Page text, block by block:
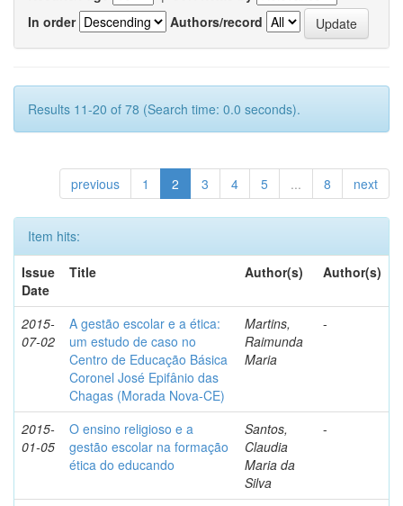
In order
Authors/record
Results 11-20 of 78 (Search time: 0.0 seconds).
previous 1 2 3 4 5 ... 8 next
Item hits:
Issue
Date
Title Author(s) Author(s)
2015-
07-02
A gestão escolar e a ética:
um estudo de caso no
Centro de Educação Básica
Coronel José Epifânio das
Chagas (Morada Nova-CE)
Martins,
Raimunda
Maria
-
2015-
01-05
O ensino religioso e a
gestão escolar na formação
ética do educando
Santos,
Claudia
Maria da
Silva
-